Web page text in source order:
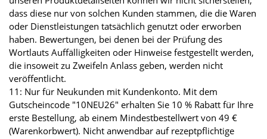
dass diese nur von solchen Kunden stammen, die die Waren
oder Dienstleistungen tatsächlich genutzt oder erworben
haben. Bewertungen, bei denen bei der Prüfung des
Wortlauts Auffälligkeiten oder Hinweise festgestellt werden,
die insoweit zu Zweifeln Anlass geben, werden nicht
veröffentlicht.
11: Nur für Neukunden mit Kundenkonto. Mit dem
Gutscheincode "10NEU26" erhalten Sie 10 % Rabatt für Ihre
erste Bestellung, ab einem Mindestbestellwert von 49 €
(Warenkorbwert). Nicht anwendbar auf rezeptpflichtige